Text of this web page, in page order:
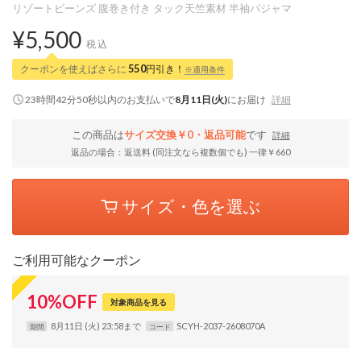
リゾートビーンズ 腹巻き付き タック天竺素材 半袖パジャマ
¥5,500 税込
クーポンを使えばさらに 550円引き！ ※適用条件
23時間42分49秒以内のお支払いで8月11日(火)にお届け 詳細
この商品はサイズ交換￥0・返品可能です
詳細
返品の場合：返送料 (同注文なら複数個でも) 一律￥660
サイズ・色を選ぶ
ご利用可能なクーポン
10%OFF 対象商品を見る
期間 8月11日 (火) 23:58まで コード SCYH-2037-2608070A